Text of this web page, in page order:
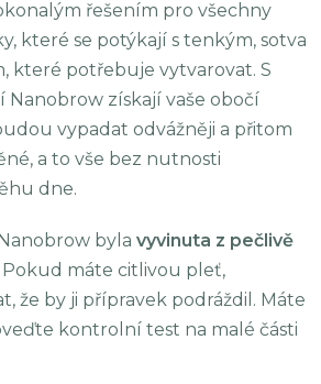
řešením pro všechny
které se potýkají s tenkým, sotva
které potřebuje vytvarovat. S
Nanobrow získají vaše obočí
vypadat odvážněji a přitom
a to vše bez nutnosti
dne.
byla vyvinuta z pečlivě
Pokud máte citlivou pleť,
že by ji přípravek podráždil. Máte
kontrolní test na malé části